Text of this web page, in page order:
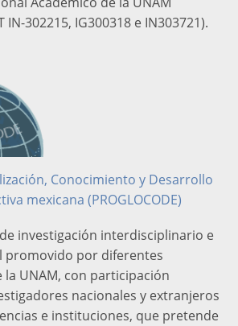
IN-302215, IG300318 e IN303721).
Conocimiento y Desarrollo
mexicana (PROGLOCODE)
investigación interdisciplinario e
por diferentes
la UNAM, con participación
nacionales y extranjeros
e instituciones, que pretende